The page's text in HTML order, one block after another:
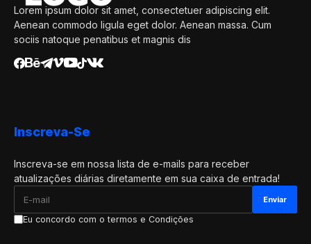
Lorem ipsum dolor sit amet, consectetuer adipiscing elit.
Aenean commodo ligula eget dolor. Aenean massa. Cum
sociis natoque penatibus et magnis dis
Inscreva-Se
Inscreva-se em nossa lista de e-mails para receber
atualizações diárias diretamente em sua caixa de entrada!
Eu concordo com o termos e Condições